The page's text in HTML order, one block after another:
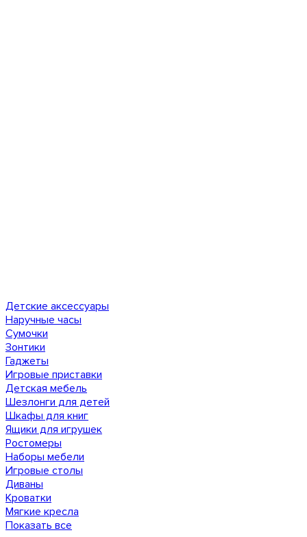
Детские аксессуары
Наручные часы
Сумочки
Зонтики
Гаджеты
Игровые приставки
Детская мебель
Шезлонги для детей
Шкафы для книг
Ящики для игрушек
Ростомеры
Наборы мебели
Игровые столы
Диваны
Кроватки
Мягкие кресла
Показать все